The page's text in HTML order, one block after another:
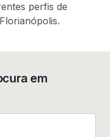
perfis de
em